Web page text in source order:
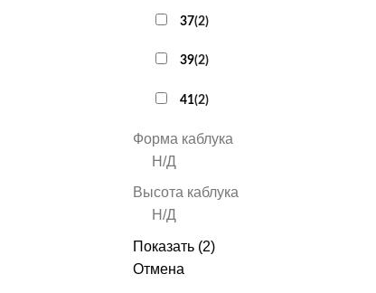
37(2)
39(2)
41(2)
Форма каблука
Н/Д
Высота каблука
Н/Д
Показать (2)
Отмена